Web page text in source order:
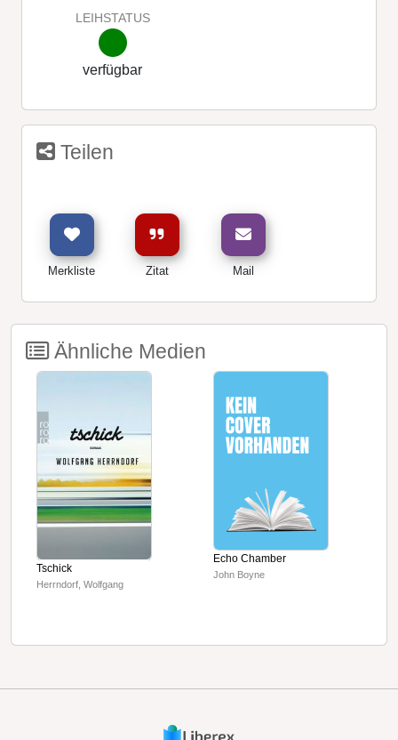
LEIHSTATUS
verfügbar
Teilen
Merkliste Zitat Mail
Ähnliche Medien
Tschick
Herrndorf, Wolfgang
Echo Chamber
John Boyne